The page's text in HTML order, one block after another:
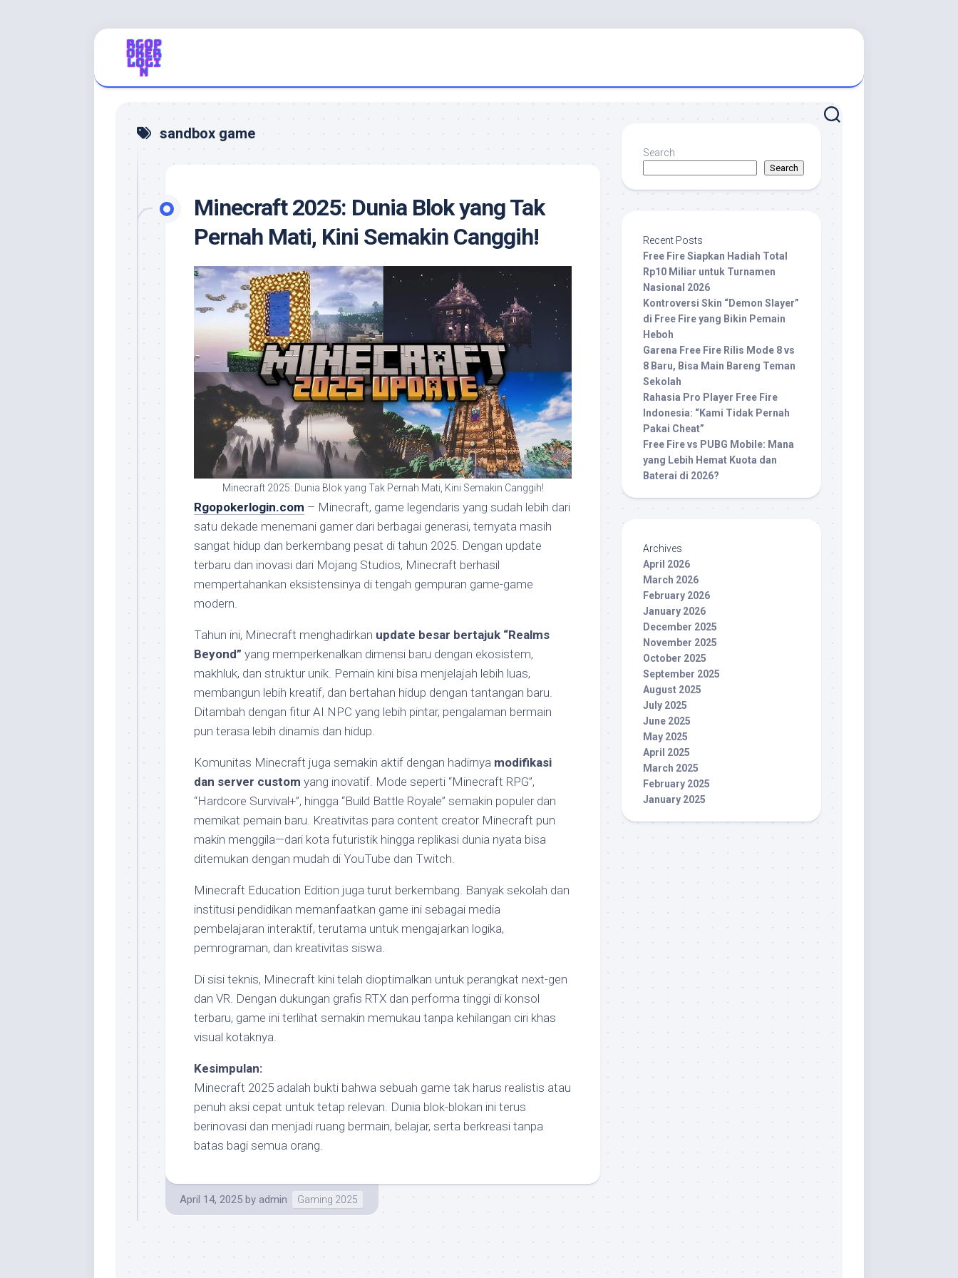
sandbox game
Minecraft 2025: Dunia Blok yang Tak
Pernah Mati, Kini Semakin Canggih!
Minecraft 2025: Dunia Blok yang Tak Pernah Mati, Kini Semakin Canggih!
Rgopokerlogin.com – Minecraft, game legendaris yang sudah lebih dari
satu dekade menemani gamer dari berbagai generasi, ternyata masih
sangat hidup dan berkembang pesat di tahun 2025. Dengan update
terbaru dan inovasi dari Mojang Studios, Minecraft berhasil
mempertahankan eksistensinya di tengah gempuran game-game
modern.
Tahun ini, Minecraft menghadirkan update besar bertajuk “Realms
Beyond” yang memperkenalkan dimensi baru dengan ekosistem,
makhluk, dan struktur unik. Pemain kini bisa menjelajah lebih luas,
membangun lebih kreatif, dan bertahan hidup dengan tantangan baru.
Ditambah dengan fitur AI NPC yang lebih pintar, pengalaman bermain
pun terasa lebih dinamis dan hidup.
Komunitas Minecraft juga semakin aktif dengan hadirnya modifikasi
dan server custom yang inovatif. Mode seperti “Minecraft RPG”,
“Hardcore Survival+”, hingga “Build Battle Royale” semakin populer dan
memikat pemain baru. Kreativitas para content creator Minecraft pun
makin menggila—dari kota futuristik hingga replikasi dunia nyata bisa
ditemukan dengan mudah di YouTube dan Twitch.
Minecraft Education Edition juga turut berkembang. Banyak sekolah dan
institusi pendidikan memanfaatkan game ini sebagai media
pembelajaran interaktif, terutama untuk mengajarkan logika,
pemrograman, dan kreativitas siswa.
Di sisi teknis, Minecraft kini telah dioptimalkan untuk perangkat next-gen
dan VR. Dengan dukungan grafis RTX dan performa tinggi di konsol
terbaru, game ini terlihat semakin memukau tanpa kehilangan ciri khas
visual kotaknya.
Kesimpulan:
Minecraft 2025 adalah bukti bahwa sebuah game tak harus realistis atau
penuh aksi cepat untuk tetap relevan. Dunia blok-blokan ini terus
berinovasi dan menjadi ruang bermain, belajar, serta berkreasi tanpa
batas bagi semua orang.
April 14, 2025 by admin Gaming 2025
Search
Search
Recent Posts
Free Fire Siapkan Hadiah Total
Rp10 Miliar untuk Turnamen
Nasional 2026
Kontroversi Skin “Demon Slayer”
di Free Fire yang Bikin Pemain
Heboh
Garena Free Fire Rilis Mode 8 vs
8 Baru, Bisa Main Bareng Teman
Sekolah
Rahasia Pro Player Free Fire
Indonesia: “Kami Tidak Pernah
Pakai Cheat”
Free Fire vs PUBG Mobile: Mana
yang Lebih Hemat Kuota dan
Baterai di 2026?
Archives
April 2026
March 2026
February 2026
January 2026
December 2025
November 2025
October 2025
September 2025
August 2025
July 2025
June 2025
May 2025
April 2025
March 2025
February 2025
January 2025